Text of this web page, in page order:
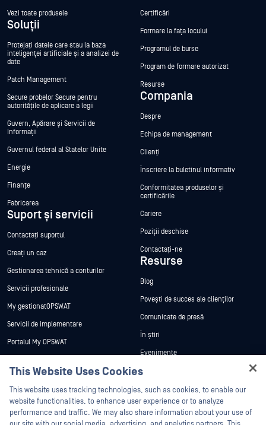
Vezi toate produsele
Soluții
Protejați datele care stau la baza
inteligenței artificiale și a analizei de
date
Patch Management
Secure probelor Secure pentru
autoritățile de aplicare a legii
Guvern, Apărare și Servicii de
Informații
Guvernul federal al Statelor Unite
Energie
Finanțe
Fabricarea
Suport și servicii
Contactați suportul
Creați un caz
Gestionarea tehnică a conturilor
Servicii profesionale
My gestionatOPSWAT
Servicii de implementare
Portalul My OPSWAT
Formare
vulnerabilităților
Parteneri
Certificări
Formare la fața locului
Programul de burse
Program de formare autorizat
Resurse
Compania
Despre
Echipa de management
Clienți
Înscriere la buletinul informativ
Conformitatea produselor și
certificările
Cariere
Poziții deschise
Contactați-ne
Resurse
Blog
Povești de succes ale clienților
Comunicate de presă
În știri
Evenimente
Webinare
Fișe de date
Cărți albe
This Website Uses Cookies
This website uses tracking technologies, such as cookies, to enable our
website functionalities, to enhance user experience or to analyze
performance and traffic. We may also share information about your use of
Hey there!
I'm Ozzy, your OPSWAT virtual assistant.
How can I help you secure what's critical